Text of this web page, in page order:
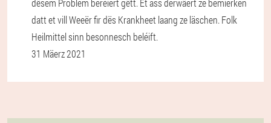
dësem Problem beréiert gëtt. Et ass derwäert ze bemierken
datt et vill Weeër fir dës Krankheet laang ze läschen. Folk
Heilmittel sinn besonnesch beléift.
31 Mäerz 2021